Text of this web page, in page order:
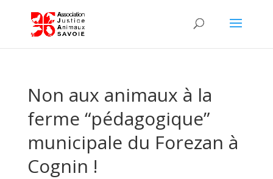
Non aux animaux à la
ferme “pédagogique”
municipale du Forezan à
Cognin !